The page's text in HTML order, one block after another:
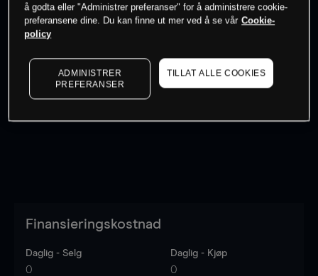
Søk om konto
Kursene er veiledende.Log in
Finansieringskostnad
Daglig - Selg
0
Daglig - Kjøp
0
å godta eller "Administrer preferanser" for å administrere cookie-
preferansene dine. Du kan finne ut mer ved å se vår Cookie-
policy
ADMINISTRER
PREFERANSER
TILLAT ALLE COOKIES